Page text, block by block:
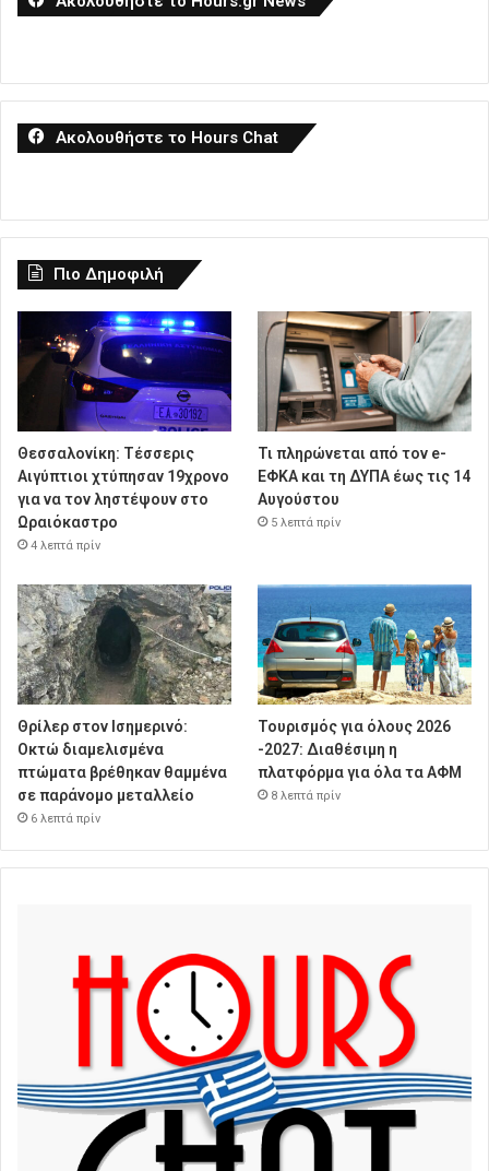
Ακολουθήστε το Hours Chat
Πιο Δημοφιλή
Θεσσαλονίκη: Τέσσερις
Αιγύπτιοι χτύπησαν 19χρονο
για να τον ληστέψουν στο
Ωραιόκαστρο
4 λεπτά πρίν
Τι πληρώνεται από τον e-
ΕΦΚΑ και τη ΔΥΠΑ έως τις 14
Αυγούστου
5 λεπτά πρίν
Θρίλερ στον Ισημερινό:
Οκτώ διαμελισμένα
πτώματα βρέθηκαν θαμμένα
σε παράνομο μεταλλείο
6 λεπτά πρίν
Τουρισμός για όλους 2026
-2027: Διαθέσιμη η
πλατφόρμα για όλα τα ΑΦΜ
8 λεπτά πρίν